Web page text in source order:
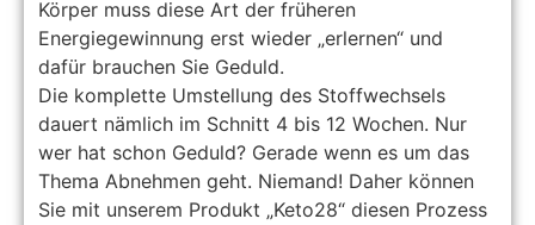
Körper muss diese Art der früheren
Energiegewinnung erst wieder „erlernen“ und
dafür brauchen Sie Geduld.
Die komplette Umstellung des Stoffwechsels
dauert nämlich im Schnitt 4 bis 12 Wochen. Nur
wer hat schon Geduld? Gerade wenn es um das
Thema Abnehmen geht. Niemand! Daher können
Sie mit unserem Produkt „Keto28“ diesen Prozess